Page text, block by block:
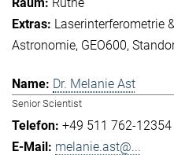
Laserinterferometrie
Astronomie GEO600
Dr. Melanie Ast
Senior Scientist
+49 511 762-12354
melanie.ast@...